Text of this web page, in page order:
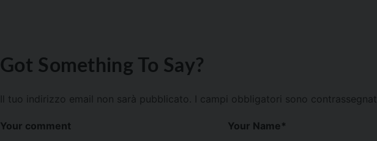
Got Something To Say?
Il tuo indirizzo email non sarà pubblicato. I campi obbligatori sono contrassegnati
Your comment Your Name*